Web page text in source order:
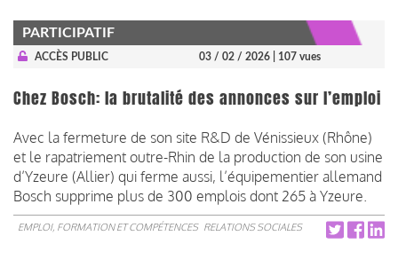
PARTICIPATIF
ACCÈS PUBLIC 03 / 02 / 2026 | 107 vues
Chez Bosch: la brutalité des annonces sur l’emploi
Avec la fermeture de son site R&D de Vénissieux (Rhône)
et le rapatriement outre-Rhin de la production de son usine
d’Yzeure (Allier) qui ferme aussi, l’équipementier allemand
Bosch supprime plus de 300 emplois dont 265 à Yzeure.
EMPLOI, FORMATION ET COMPÉTENCES RELATIONS SOCIALES